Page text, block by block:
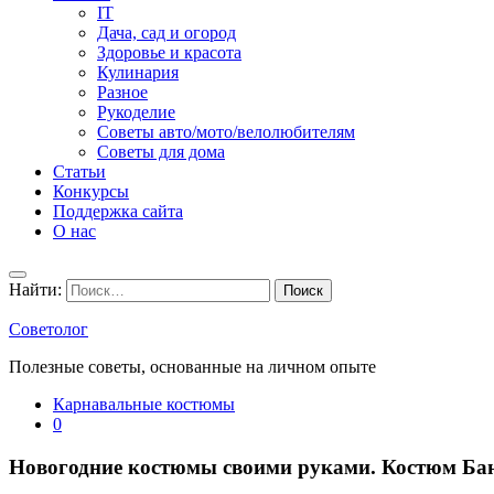
IT
Дача, сад и огород
Здоровье и красота
Кулинария
Разное
Рукоделие
Советы авто/мото/велолюбителям
Советы для дома
Статьи
Конкурсы
Поддержка сайта
О нас
Найти:
Советолог
Полезные советы, основанные на личном опыте
Карнавальные костюмы
0
Новогодние костюмы своими руками. Костюм